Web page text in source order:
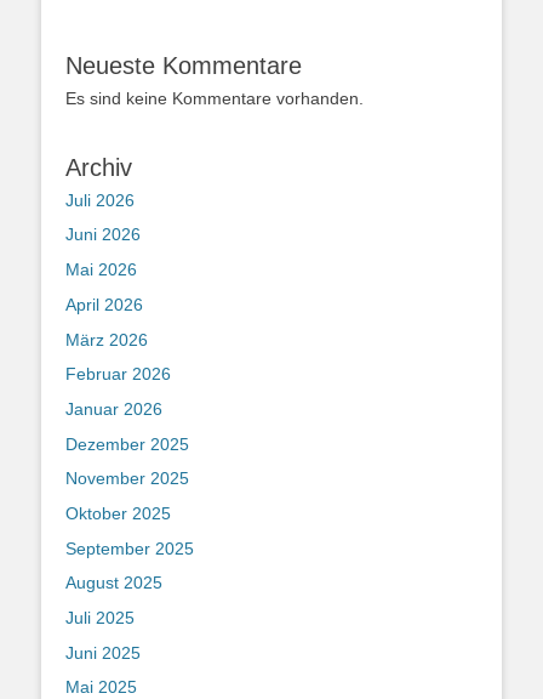
Neueste Kommentare
Es sind keine Kommentare vorhanden.
Archiv
Juli 2026
Juni 2026
Mai 2026
April 2026
März 2026
Februar 2026
Januar 2026
Dezember 2025
November 2025
Oktober 2025
September 2025
August 2025
Juli 2025
Juni 2025
Mai 2025